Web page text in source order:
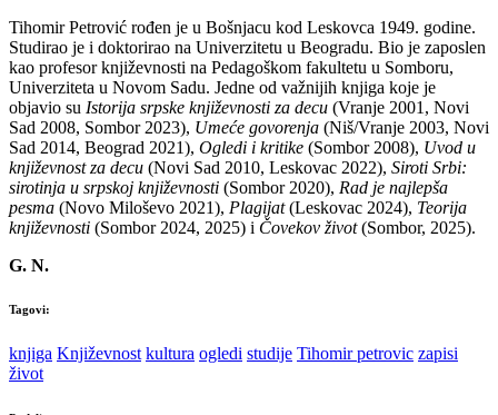
Tihomir Petrović rođen je u Bošnjacu kod Leskovca 1949. godine.
Studirao je i doktorirao na Univerzitetu u Beogradu. Bio je zaposlen
kao profesor književnosti na Pedagoškom fakultetu u Somboru,
Univerziteta u Novom Sadu. Jedne od važnijih knjiga koje je
objavio su Istorija srpske književnosti za decu (Vranje 2001, Novi
Sad 2008, Sombor 2023), Umeće govorenja (Niš/Vranje 2003, Novi
Sad 2014, Beograd 2021), Ogledi i kritike (Sombor 2008), Uvod u
književnost za decu (Novi Sad 2010, Leskovac 2022), Siroti Srbi:
sirotinja u srpskoj književnosti (Sombor 2020), Rad je najlepša
pesma (Novo Miloševo 2021), Plagijat(Leskovac 2024), Teorija
književnosti (Sombor 2024, 2025) i Čovekov život(Sombor, 2025).
G. N.
Tagovi:
knjiga Književnost kultura ogledi studije Tihomir petrovic zapisi
život